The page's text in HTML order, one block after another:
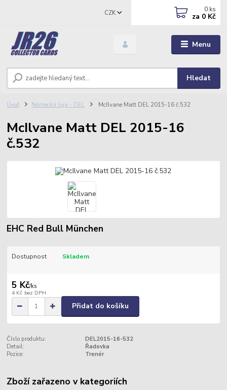
Menu
CZK
Hledat
0 ks
za 0 Kč
Úvod Německá liga - DEL McIlvane Matt DEL 2015-16 č.532
McIlvane Matt DEL 2015-16
č.532
EHC Red Bull München
Dostupnost Skladem
5 Kč/ks
4 Kč bez DPH
Přidat do košíku
Číslo produktu:
DEL2015-16-532
Detail:
Řadovka
Pozice:
Trenér
Zboží zařazeno v kategoriích